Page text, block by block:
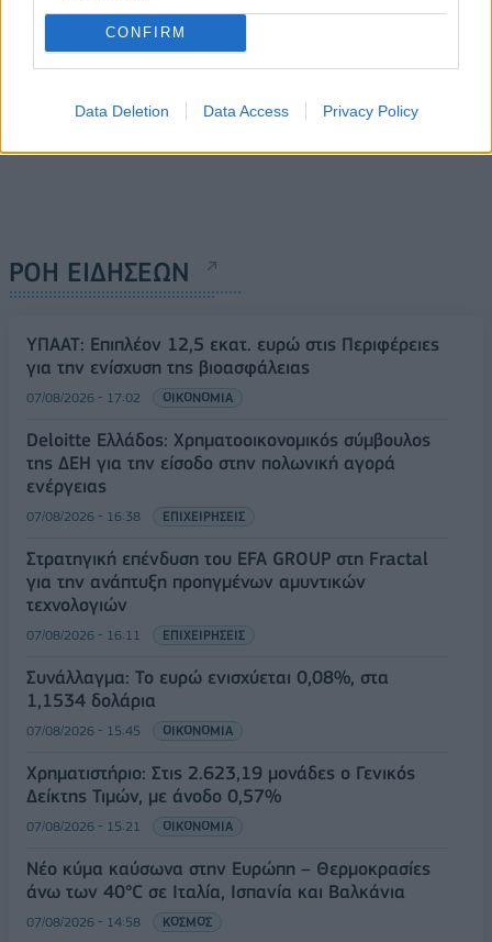
CONFIRM
Data Deletion Data Access Privacy Policy
ΡΟΗ ΕΙΔΗΣΕΩΝ
ΥΠΑΑΤ: Επιπλέον 12,5 εκατ. ευρώ στις Περιφέρειες
για την ενίσχυση της βιοασφάλειας
07/08/2026 - 17:02 ΟΙΚΟΝΟΜΙΑ
Deloitte Ελλάδος: Χρηματοοικονομικός σύμβουλος
της ΔΕΗ για την είσοδο στην πολωνική αγορά
ενέργειας
07/08/2026 - 16:38 ΕΠΙΧΕΙΡΗΣΕΙΣ
Στρατηγική επένδυση του EFA GROUP στη Fractal
για την ανάπτυξη προηγμένων αμυντικών
τεχνολογιών
07/08/2026 - 16:11 ΕΠΙΧΕΙΡΗΣΕΙΣ
Συνάλλαγμα: Το ευρώ ενισχύεται 0,08%, στα
1,1534 δολάρια
07/08/2026 - 15:45 ΟΙΚΟΝΟΜΙΑ
Χρηματιστήριο: Στις 2.623,19 μονάδες ο Γενικός
Δείκτης Τιμών, με άνοδο 0,57%
07/08/2026 - 15:21 ΟΙΚΟΝΟΜΙΑ
Νέο κύμα καύσωνα στην Ευρώπη – Θερμοκρασίες
άνω των 40°C σε Ιταλία, Ισπανία και Βαλκάνια
07/08/2026 - 14:58 ΚΟΣΜΟΣ